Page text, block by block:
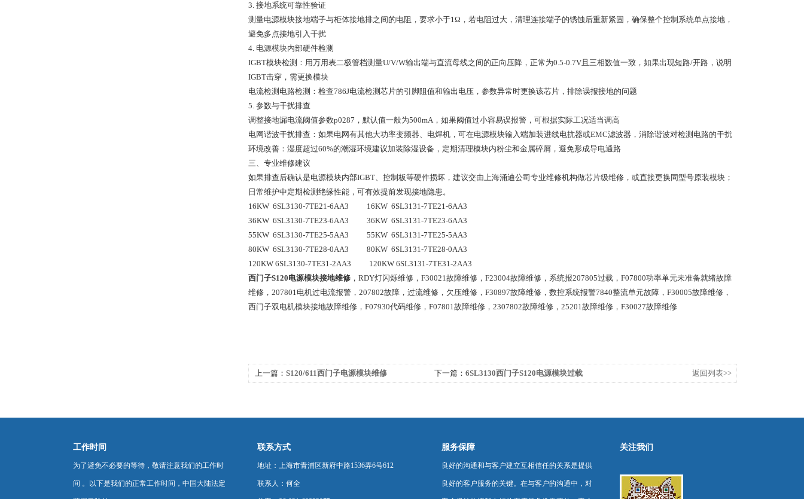
3. 接地系统可靠性验证
测量电源模块接地端子与柜体接地排之间的电阻，要求小于‌1Ω‌，若电阻过大，清理连接端子的锈蚀后重新紧固，确保整个控制系统单点接地，
避免多点接地引入干扰
4. 电源模块内部硬件检测
IGBT模块检测‌：用万用表二极管档测量U/V/W输出端与直流母线之间的正向压降，正常为0.5-0.7V且三相数值一致，如果出现短路/开路，说明
IGBT击穿，需更换模块
电流检测电路检测‌：检查786J电流检测芯片的引脚阻值和输出电压，参数异常时更换该芯片，排除误报接地的问题
5. 参数与干扰排查
调整接地漏电流阈值参数p0287，默认值一般为500mA，如果阈值过小容易误报警，可根据实际工况适当调高
电网谐波干扰排查：如果电网有其他大功率变频器、电焊机，可在电源模块输入端加装进线电抗器或EMC滤波器，消除谐波对检测电路的干扰
环境改善：湿度超过60%的潮湿环境建议加装除湿设备，定期清理模块内粉尘和金属碎屑，避免形成导电通路
三、专业维修建议
如果排查后确认是电源模块内部IGBT、控制板等硬件损坏，建议交由上海涌迪公司专业维修机构做芯片级维修，或直接更换同型号原装模块；
日常维护中定期检测绝缘性能，可有效提前发现接地隐患。
16KW  6SL3130-7TE21-6AA3          16KW  6SL3131-7TE21-6AA3
36KW  6SL3130-7TE23-6AA3          36KW  6SL3131-7TE23-6AA3
55KW  6SL3130-7TE25-5AA3          55KW  6SL3131-7TE25-5AA3
80KW  6SL3130-7TE28-0AA3          80KW  6SL3131-7TE28-0AA3
120KW 6SL3130-7TE31-2AA3          120KW 6SL3131-7TE31-2AA3
西门子S120电源模块接地维修 ，RDY灯闪烁维修，F30021故障维修，F23004故障维修，系统报207805过载，F07800功率单元未准备就绪故障
维修，207801电机过电流报警，207802故障，过流维修，欠压维修，F30897故障维修，数控系统报警7840整流单元故障，F30005故障维修，
西门子双电机模块接地故障维修，F07930代码维修，F07801故障维修，2307802故障维修，25201故障维修，F30027故障维修
上一篇： S120/611西门子电源模块维修 下一篇： 6SL3130西门子S120电源模块过载
返回列表>>
工作时间
为了避免不必要的等待，敬请注意我们的工作时
间 。以下是我们的正常工作时间，中国大陆法定
联系方式
地址：上海市青浦区新府中路1536弄6号612
联系人：何全
服务保障
良好的沟通和与客户建立互相信任的关系是提供
良好的客户服务的关键。在与客户的沟通中，对
关注我们